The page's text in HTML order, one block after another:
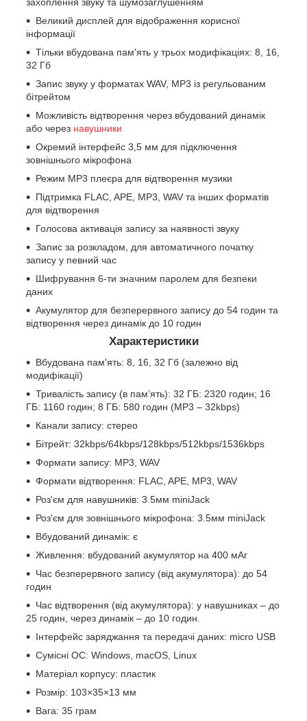
захоплення звуку та шумозаглушенням
Великий дисплей для відображення корисної
інформації
Тільки вбудована пам'ять у трьох модифікаціях: 8, 16,
32 Гб
Запис звуку у форматах WAV, МР3 із регульованим
бітрейтом
Можливість відтворення через вбудований динамік
або через навушники
Окремий інтерфейс 3,5 мм для підключення
зовнішнього мікрофона
Режим МР3 плеєра для відтворення музики
Підтримка FLAC, APE, MP3, WAV та інших форматів
для відтворення
Голосова активація запису за наявності звуку
Запис за розкладом, для автоматичного початку
запису у певний час
Шифрування 6-ти значним паролем для безпеки
даних
Акумулятор для безперервного запису до 54 годин та
відтворення через динамік до 10 годин
Характеристики
Вбудована пам'ять: 8, 16, 32 Гб (залежно від
модифікації)
Тривалість запису (в пам’ять): 32 ГБ: 2320 годин; 16
ГБ: 1160 годин; 8 ГБ: 580 годин (MP3 – 32kbps)
Канали запису: стерео
Бітрейт: 32kbps/64kbps/128kbps/512kbps/1536kbps
Формати запису: MP3, WAV
Формати відтворення: FLAC, APE, MP3, WAV
Роз'єм для навушників: 3.5мм miniJack
Роз'єм для зовнішнього мікрофона: 3.5мм miniJack
Вбудований динамік: є
Живлення: вбудований акумулятор на 400 мАг
Час безперервного запису (від акумулятора): до 54
годин
Час відтворення (від акумулятора): у навушниках – до
25 годин, через динамік – до 10 годин.
Інтерфейс заряджання та передачі даних: micro USB
Сумісні ОС: Windows, macOS, Linux
Матеріал корпусу: пластик
Розмір: 103×35×13 мм
Вага: 35 грам